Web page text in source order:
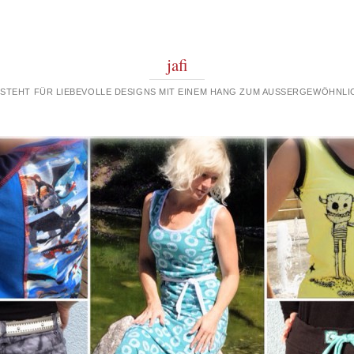
jafi
FÜR LIEBEVOLLE DESIGNS MIT EINEM HANG ZUM